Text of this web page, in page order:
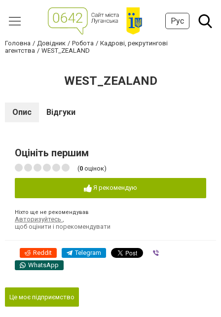
Рус
Головна Довідник Робота
Кадрові, рекрутингові
агентства
WEST_ZEALAND
WEST_ZEALAND
Опис Відгуки
Оцініть першим
(0 оцінок)
Я рекомендую
Ніхто ще не рекомендував
Авторизуйтесь
щоб оцінити і порекомендувати
Reddit Telegram
WhatsApp
Це моє підприємство